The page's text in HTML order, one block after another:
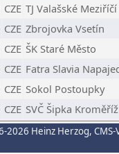
CZE TJ Valašské Meziříčí
CZE Zbrojovka Vsetín
CZE ŠK Staré Město
CZE Fatra Slavia
CZE Sokol Postoupky
CZE SVČ Šipka Kroměříž
2026 Heinz Herzog,